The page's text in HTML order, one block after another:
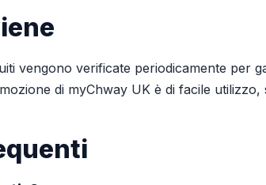
vengono verificate periodicamente per
di myChway UK è di facile utilizzo,